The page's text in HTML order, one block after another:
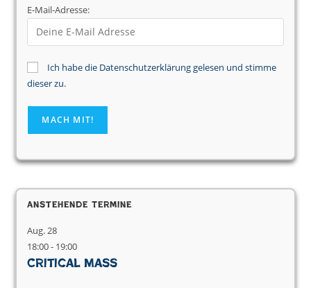
E-Mail-Adresse:
Ich habe die Datenschutzerklärung gelesen und stimme
dieser zu.
Anstehende Termine
Aug.28
18:00- 19:00
Critical Mass